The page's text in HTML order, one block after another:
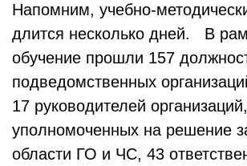
Напомним, учебно-
длится несколько дней. В
обучение прошли 157
подведомственных
17 руководителей
уполномоченных на решение
области ГО и ЧС, 43